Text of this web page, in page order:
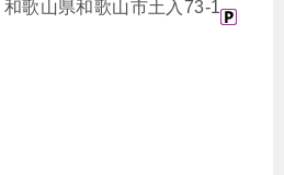
和歌山県和歌山市土入73-1